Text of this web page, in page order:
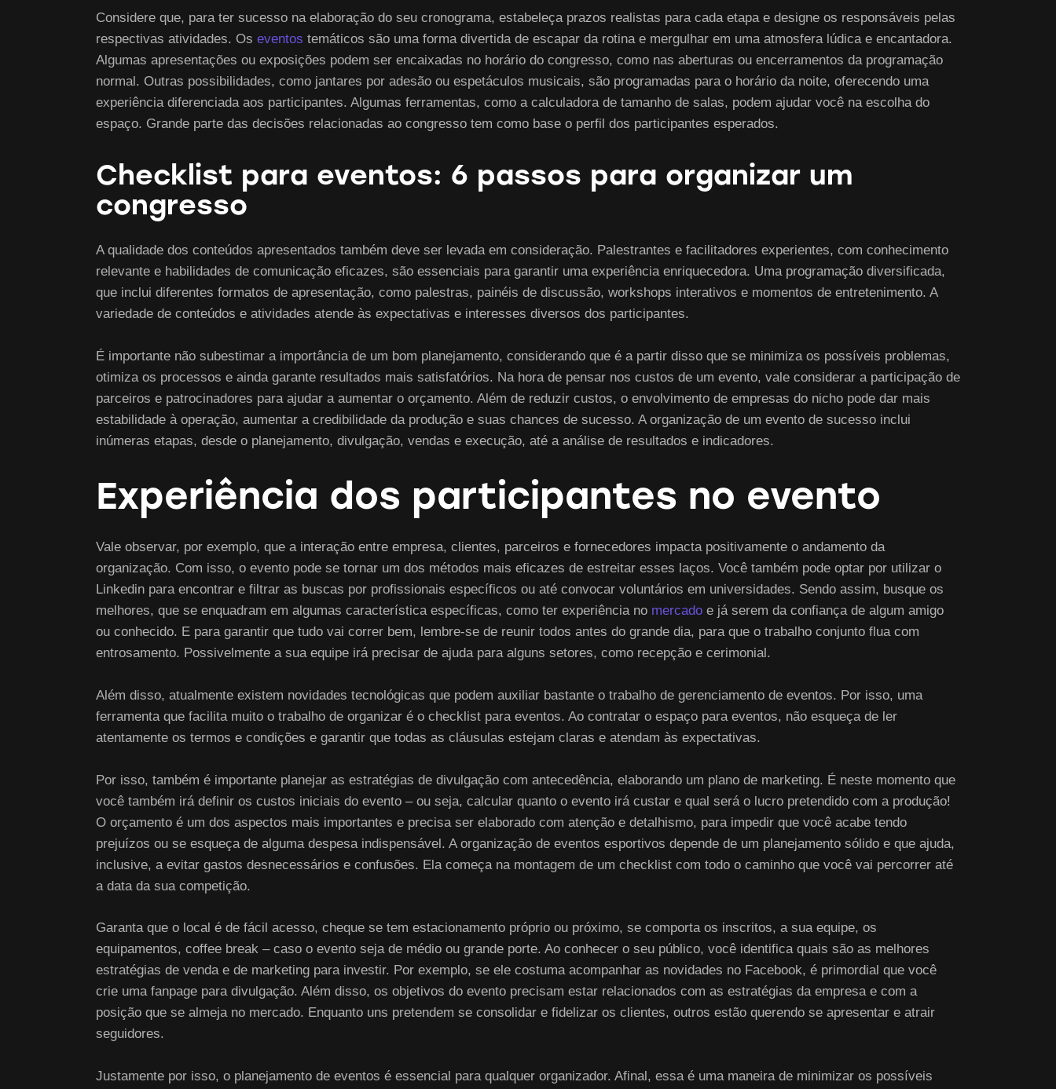
Considere que, para ter sucesso na elaboração do seu cronograma, estabeleça prazos realistas para cada etapa e designe os responsáveis pelas
respectivas atividades. Os eventos temáticos são uma forma divertida de escapar da rotina e mergulhar em uma atmosfera lúdica e encantadora.
Algumas apresentações ou exposições podem ser encaixadas no horário do congresso, como nas aberturas ou encerramentos da programação
normal. Outras possibilidades, como jantares por adesão ou espetáculos musicais, são programadas para o horário da noite, oferecendo uma
experiência diferenciada aos participantes. Algumas ferramentas, como a calculadora de tamanho de salas, podem ajudar você na escolha do
espaço. Grande parte das decisões relacionadas ao congresso tem como base o perfil dos participantes esperados.
Checklist para eventos: 6 passos para organizar um
congresso
A qualidade dos conteúdos apresentados também deve ser levada em consideração. Palestrantes e facilitadores experientes, com conhecimento
relevante e habilidades de comunicação eficazes, são essenciais para garantir uma experiência enriquecedora. Uma programação diversificada,
que inclui diferentes formatos de apresentação, como palestras, painéis de discussão, workshops interativos e momentos de entretenimento. A
variedade de conteúdos e atividades atende às expectativas e interesses diversos dos participantes.
É importante não subestimar a importância de um bom planejamento, considerando que é a partir disso que se minimiza os possíveis problemas,
otimiza os processos e ainda garante resultados mais satisfatórios. Na hora de pensar nos custos de um evento, vale considerar a participação de
parceiros e patrocinadores para ajudar a aumentar o orçamento. Além de reduzir custos, o envolvimento de empresas do nicho pode dar mais
estabilidade à operação, aumentar a credibilidade da produção e suas chances de sucesso. A organização de um evento de sucesso inclui
inúmeras etapas, desde o planejamento, divulgação, vendas e execução, até a análise de resultados e indicadores.
Experiência dos participantes no evento
Vale observar, por exemplo, que a interação entre empresa, clientes, parceiros e fornecedores impacta positivamente o andamento da
organização. Com isso, o evento pode se tornar um dos métodos mais eficazes de estreitar esses laços. Você também pode optar por utilizar o
Linkedin para encontrar e filtrar as buscas por profissionais específicos ou até convocar voluntários em universidades. Sendo assim, busque os
melhores, que se enquadram em algumas característica específicas, como ter experiência no mercado e já serem da confiança de algum amigo
ou conhecido. E para garantir que tudo vai correr bem, lembre-se de reunir todos antes do grande dia, para que o trabalho conjunto flua com
entrosamento. Possivelmente a sua equipe irá precisar de ajuda para alguns setores, como recepção e cerimonial.
Além disso, atualmente existem novidades tecnológicas que podem auxiliar bastante o trabalho de gerenciamento de eventos. Por isso, uma
ferramenta que facilita muito o trabalho de organizar é o checklist para eventos. Ao contratar o espaço para eventos, não esqueça de ler
atentamente os termos e condições e garantir que todas as cláusulas estejam claras e atendam às expectativas.
Por isso, também é importante planejar as estratégias de divulgação com antecedência, elaborando um plano de marketing. É neste momento que
você também irá definir os custos iniciais do evento – ou seja, calcular quanto o evento irá custar e qual será o lucro pretendido com a produção!
O orçamento é um dos aspectos mais importantes e precisa ser elaborado com atenção e detalhismo, para impedir que você acabe tendo
prejuízos ou se esqueça de alguma despesa indispensável. A organização de eventos esportivos depende de um planejamento sólido e que ajuda,
inclusive, a evitar gastos desnecessários e confusões. Ela começa na montagem de um checklist com todo o caminho que você vai percorrer até
a data da sua competição.
Garanta que o local é de fácil acesso, cheque se tem estacionamento próprio ou próximo, se comporta os inscritos, a sua equipe, os
equipamentos, coffee break – caso o evento seja de médio ou grande porte. Ao conhecer o seu público, você identifica quais são as melhores
estratégias de venda e de marketing para investir. Por exemplo, se ele costuma acompanhar as novidades no Facebook, é primordial que você
crie uma fanpage para divulgação. Além disso, os objetivos do evento precisam estar relacionados com as estratégias da empresa e com a
posição que se almeja no mercado. Enquanto uns pretendem se consolidar e fidelizar os clientes, outros estão querendo se apresentar e atrair
seguidores.
Justamente por isso, o planejamento de eventos é essencial para qualquer organizador. Afinal, essa é uma maneira de minimizar os possíveis